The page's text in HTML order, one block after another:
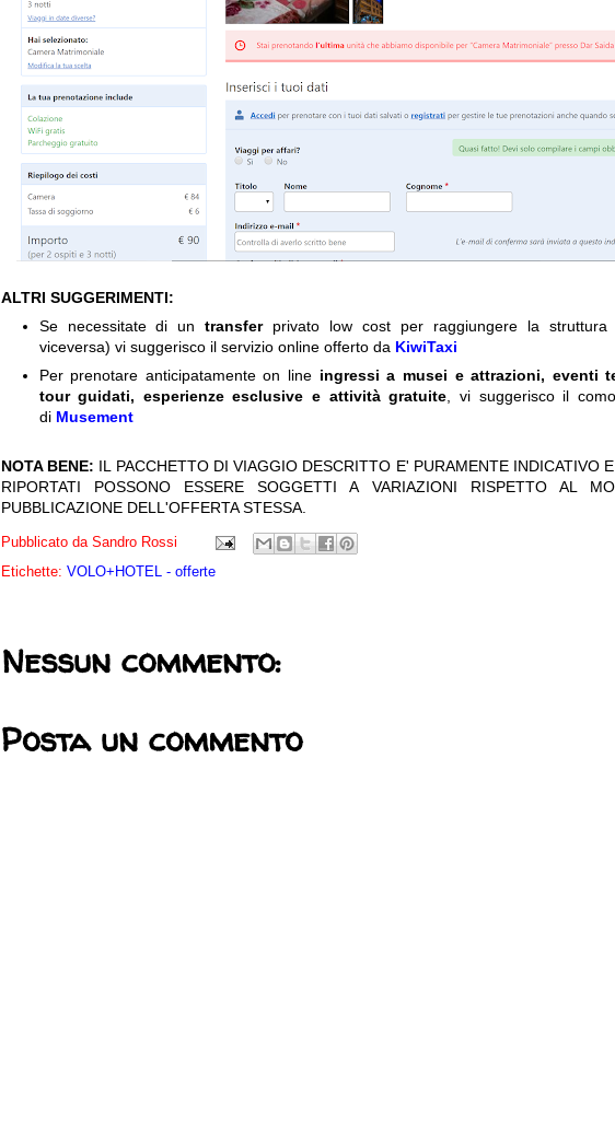
ALTRI SUGGERIMENTI:
Se necessitate di untransfer privato low cost per raggiungere la struttura
viceversa) vi suggerisco il servizio online offerto da KiwiTaxi
Per prenotare anticipatamente on line ingressi a musei e attrazioni, eventi
tour guidati, esperienze esclusive e attività gratuite , vi suggerisco il
di Musement
NOTA BENE: IL PACCHETTO DI VIAGGIO DESCRITTO E' PURAMENTE INDICATIVO
RIPORTATI POSSONO ESSERE SOGGETTI A VARIAZIONI RISPETTO AL
PUBBLICAZIONE DELL'OFFERTA STESSA.
Pubblicato da Sandro Rossi
Etichette: VOLO+HOTEL - offerte
Nessun commento:
Posta un commento